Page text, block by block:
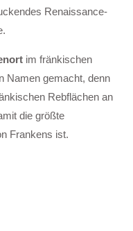
Renaissance-
im fränkischen
Namen gemacht, denn
Rebflächen an
die größte
Frankens ist.